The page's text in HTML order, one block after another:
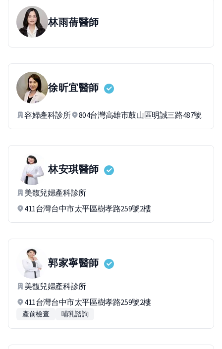
林雨蒨醫師
徐昕宜醫師
容婦產科診所 804台灣高雄市鼓山區明誠三路487號
林安琪醫師
美馥兒婦產科診所
411台灣台中市太平區樹孝路259號2樓
郭家寧醫師
美馥兒婦產科診所
411台灣台中市太平區樹孝路259號2樓
產前檢查 哺乳諮詢